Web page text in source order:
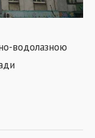
водолазною